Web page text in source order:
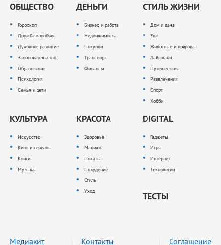
ОБЩЕСТВО
Гороскоп
Дружба и любовь
Духовное развитие
Законодательство
Образование
Психология
Семья и дети
ДЕНЬГИ
Бизнес и работа
Недвижимость
Покупки
Транспорт
Финансы
СТИЛЬ ЖИЗНИ
Дом и дача
Еда
Животные и природа
Лайфхаки
Путешествия
Развлечения
Спорт
Хобби
КУЛЬТУРА
Искусство
Кино и сериалы
Книги
Музыка
КРАСОТА
Здоровье
Макияж
Показы
Похудение
Стиль
Уход
DIGITAL
Гаджеты
Игры
Интернет
Технологии
ТЕСТЫ
Медиакит Контакты Соглашение